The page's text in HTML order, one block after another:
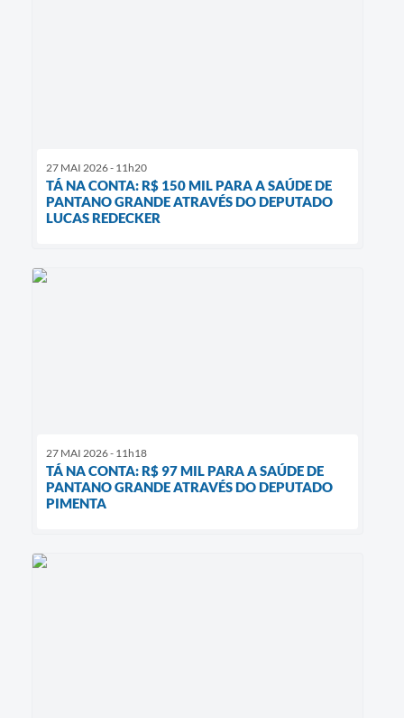
27 MAI 2026 - 11h20
TÁ NA CONTA: R$ 150 MIL PARA A SAÚDE DE
PANTANO GRANDE ATRAVÉS DO DEPUTADO
LUCAS REDECKER
27 MAI 2026 - 11h18
TÁ NA CONTA: R$ 97 MIL PARA A SAÚDE DE
PANTANO GRANDE ATRAVÉS DO DEPUTADO
PIMENTA